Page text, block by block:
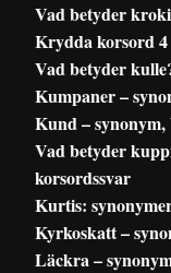
Vad betyder
Krydda korsord 4
Vad betyder
Kumpaner –
Kund – synonym,
Vad betyder
korsordssvar
Kurtis:
Kyrkoskatt –
Läckra –